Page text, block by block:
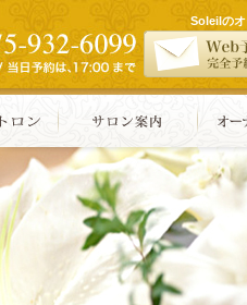
Soleilの